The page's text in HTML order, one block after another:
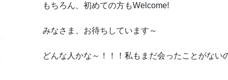
もちろん、初めての方もWelcome!
みなさま、お待ちしています～
どんな人かな～！！！私もまだ会ったことがない